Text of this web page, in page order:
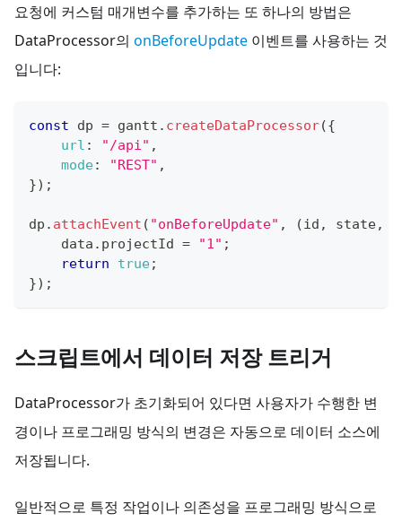
요청에 커스텀 매개변수를 추가하는 또 하나의 방법은
DataProcessor의 onBeforeUpdate 이벤트를 사용하는 것
입니다:
const dp = gantt . createDataProcessor({
url : "/api" ,
mode: "REST" ,
}) ;
dp . attachEvent ( "onBeforeUpdate" , (id , state,
    data
. projectId = "1" ;
return
true;
}) ;
스크립트에서 데이터 저장 트리거
DataProcessor가 초기화되어 있다면 사용자가 수행한 변
경이나 프로그래밍 방식의 변경은 자동으로 데이터 소스에
저장됩니다.
일반적으로 특정 작업이나 의존성을 프로그래밍 방식으로